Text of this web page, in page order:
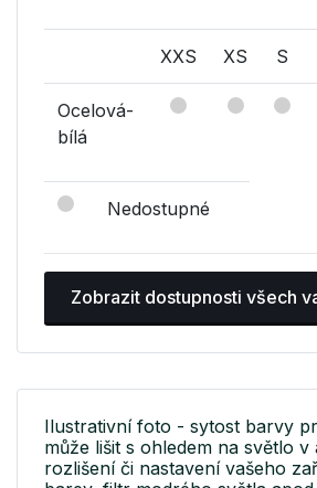
XXS XS S
Ocelová-
bílá
Nedostupné
Zobrazit dostupnosti všech
Ilustrativní foto - sytost barvy
může lišit s ohledem na světlo v
rozlišení či nastavení vašeho